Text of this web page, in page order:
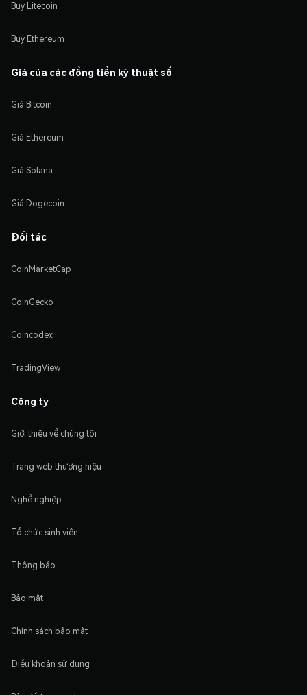
Buy Litecoin
Buy Ethereum
Giá của các đồng tiền kỹ thuật số
Giá Bitcoin
Giá Ethereum
Giá Solana
Giá Dogecoin
Đối tác
CoinMarketCap
CoinGecko
Coincodex
TradingView
Công ty
Giới thiệu về chúng tôi
Trang web thương hiệu
Nghề nghiệp
Tổ chức sinh viên
Thông báo
Bảo mật
Chính sách bảo mật
Điều khoản sử dụng